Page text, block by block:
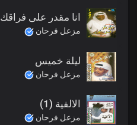
انا مقدر على فراقك
مزعل فرحان
ليلة خميس
مزعل فرحان
الالفية (1)
مزعل فرحان